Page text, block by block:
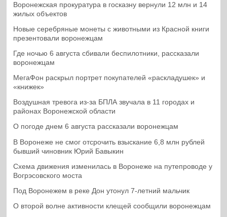
Воронежская прокуратура в госказну вернули 12 млн и 14
жилых объектов
Новые серебряные монеты с животными из Красной книги
презентовали воронежцам
Где ночью 6 августа сбивали беспилотники, рассказали
воронежцам
МегаФон раскрыл портрет покупателей «раскладушек» и
«книжек»
Воздушная тревога из-за БПЛА звучала в 11 городах и
районах Воронежской области
О погоде днем 6 августа рассказали воронежцам
В Воронеже не смог отсрочить взыскание 6,8 млн рублей
бывший чиновник Юрий Бавыкин
Схема движения изменилась в Воронеже на путепроводе у
Вогрэсовского моста
Под Воронежем в реке Дон утонул 7-летний мальчик
О второй волне активности клещей сообщили воронежцам